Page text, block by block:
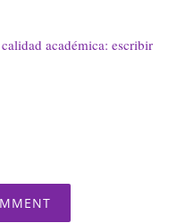
académica: escribir